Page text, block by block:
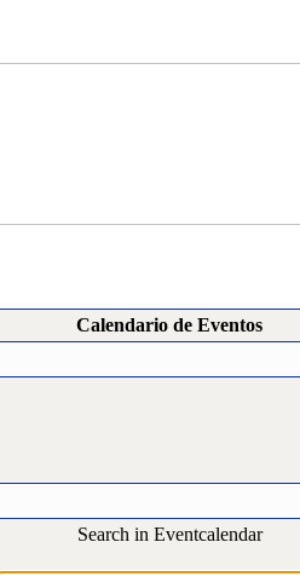
Calendario de Eventos
Search in Eventcalendar